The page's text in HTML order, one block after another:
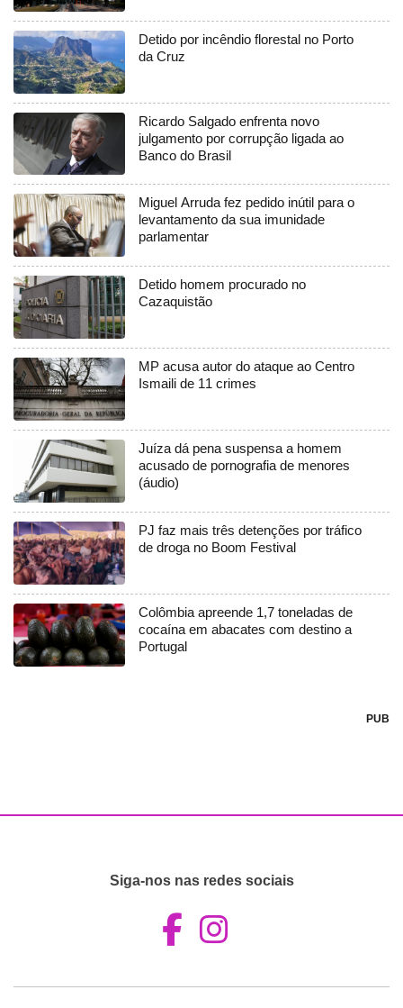
Detido por incêndio florestal no Porto
da Cruz
Ricardo Salgado enfrenta novo
julgamento por corrupção ligada ao
Banco do Brasil
Miguel Arruda fez pedido inútil para o
levantamento da sua imunidade
parlamentar
Detido homem procurado no
Cazaquistão
MP acusa autor do ataque ao Centro
Ismaili de 11 crimes
Juíza dá pena suspensa a homem
acusado de pornografia de menores
(áudio)
PJ faz mais três detenções por tráfico
de droga no Boom Festival
Colômbia apreende 1,7 toneladas de
cocaína em abacates com destino a
Portugal
PUB
Siga-nos nas redes sociais
Aceder ao
Aceder ao